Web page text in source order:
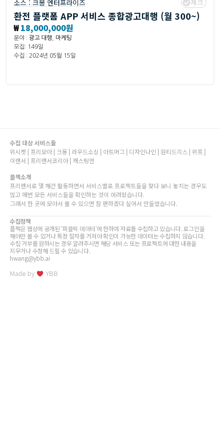
소스 : 크몽 엔터프라이즈 체크
환전 플랫폼 APP 서비스 종합광고대행 (월 300~)
₩18,000,000원
분야 : 광고 대행
마케팅
모집: 149일
수집 : 2024년 05월 15일
수집 대상 서비스들
위시켓 | 프리모아 | 크몽 | 라우드소싱 | 아트머그 | 디자인나인 | 원티드긱스 | 위프 |
이랜서 | 프리랜서코리아 | 캐스팅엔
플젝소개
프리랜서로 몇 해간 활동하면서 서비스별로 프로젝트들을 찾다 보니 놓치는 경우도
많고 매번 모든 서비스들을 확인하는 것이 어려웠습니다.
그래서 한 곳에 모아서 볼 수 있으면 참 편하겠다 싶어서 만들었습니다.
수집정책
플젝은 웹상에 공개된 ‘퍼블릭 데이터’에 한하여 자료를 수집하고 있습니다. 로그인을
해야만 볼 수 있거나 특정 절차를 거쳐야 확인이 가능한 데이터는 수집하지 않습니다.
수집 거부를 원하시는 경우 알려주시면 해당 서비스 또는 프로젝트에 대한 내용을
지우거나 수정해 드릴 수 있습니다.
hwang@ybb.ai
Made by YBB